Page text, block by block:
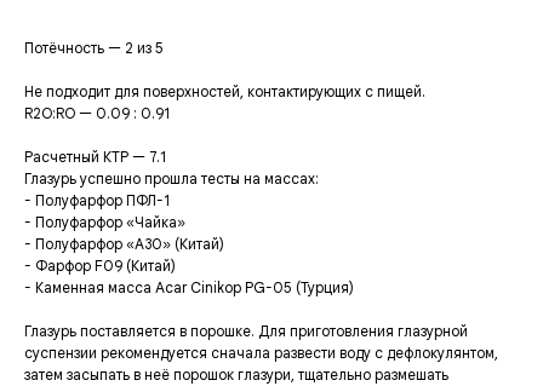
Потёчность — 2 из 5
Не подходит для поверхностей, контактирующих с пищей.
R2O:RO — 0.09 : 0.91
Расчетный КТР — 7.1
Глазурь успешно прошла тесты на массах:
- Полуфарфор ПФЛ-1
- Полуфарфор «Чайка»
- Полуфарфор «А30» (Китай)
- Фарфор F09 (Китай)
- Каменная масса Acar Cinikop PG-05 (Турция)
Глазурь поставляется в порошке. Для приготовления глазурной
суспензии рекомендуется сначала развести воду с дефлокулянтом,
затем засыпать в неё порошок глазури, тщательно размешать